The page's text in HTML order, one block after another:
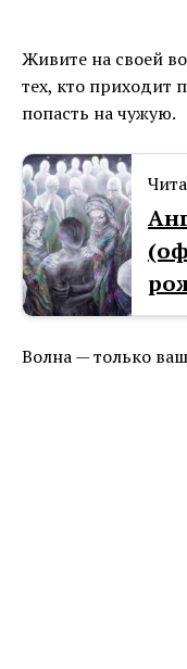
Живите на своей
тех, кто приходит
попасть на чужую.
Волна — только